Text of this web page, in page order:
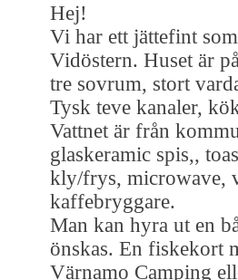
Hej!
Vi har ett jättefint
Vidöstern. Huset är
tre sovrum, stort
Tysk teve kanaler,
Vattnet är från
glaskeramic spis,,
kly/frys, microwave,
kaffebryggare.
Man kan hyra ut en
önskas. En fiskekort
Värnamo Camping